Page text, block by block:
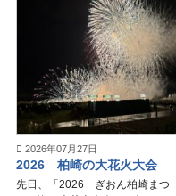
2026年07月27日
2026 柏崎の大花火大会
先日、「2026 ぎおん柏崎まつ